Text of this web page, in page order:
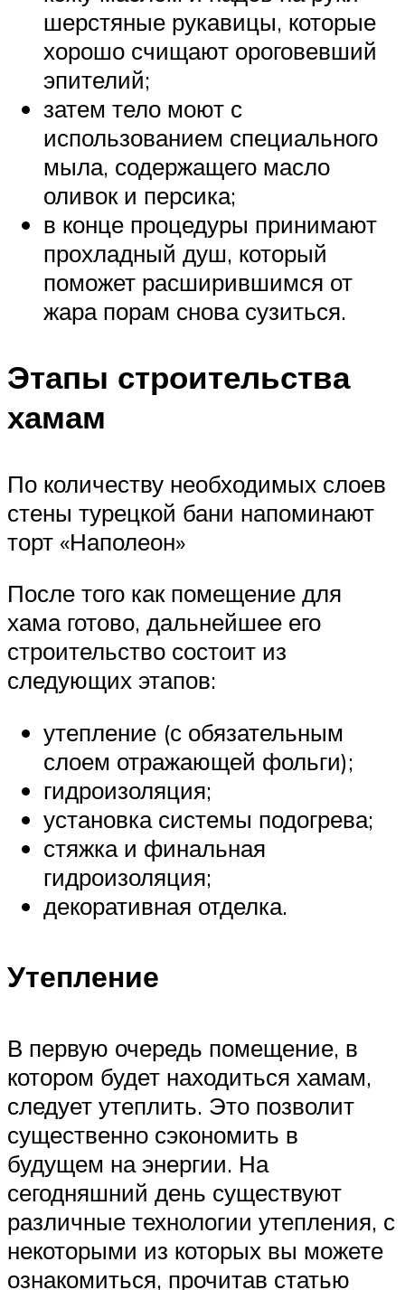
шерстяные рукавицы, которые
хорошо счищают ороговевший
эпителий;
затем тело моют с
использованием специального
мыла, содержащего масло
оливок и персика;
в конце процедуры принимают
прохладный душ, который
поможет расширившимся от
жара порам снова сузиться.
Этапы строительства
хамам
По количеству необходимых слоев
стены турецкой бани напоминают
торт «Наполеон»
После того как помещение для
хама готово, дальнейшее его
строительство состоит из
следующих этапов:
утепление (с обязательным
слоем отражающей фольги);
гидроизоляция;
установка системы подогрева;
стяжка и финальная
гидроизоляция;
декоративная отделка.
Утепление
В первую очередь помещение, в
котором будет находиться хамам,
следует утеплить. Это позволит
существенно сэкономить в
будущем на энергии. На
сегодняшний день существуют
различные технологии утепления, с
некоторыми из которых вы можете
ознакомиться, прочитав статью